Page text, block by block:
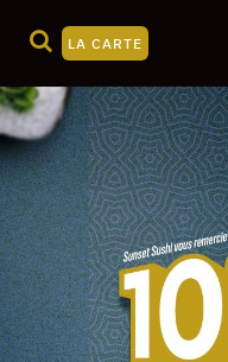
LA CARTE